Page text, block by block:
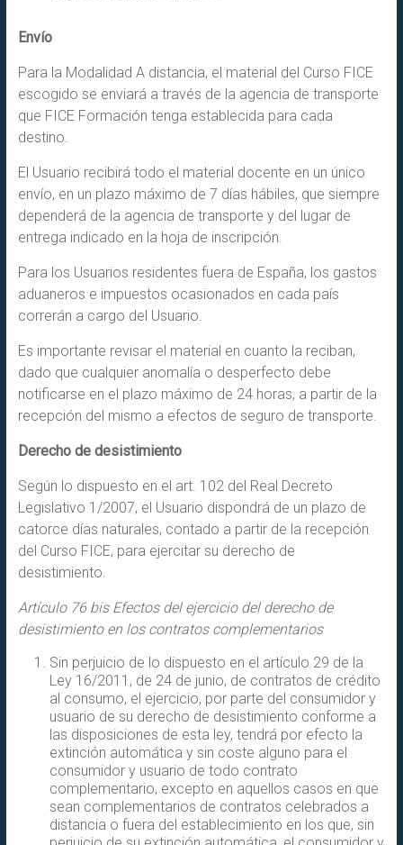
Envío
Para la Modalidad A distancia, el material del Curso FICE
escogido se enviará a través de la agencia de transporte
que FICE Formación tenga establecida para cada
destino.
El Usuario recibirá todo el material docente en un único
envío, en un plazo máximo de 7 días hábiles, que siempre
dependerá de la agencia de transporte y del lugar de
entrega indicado en la hoja de inscripción.
Para los Usuarios residentes fuera de España, los gastos
aduaneros e impuestos ocasionados en cada país
correrán a cargo del Usuario.
Es importante revisar el material en cuanto la reciban,
dado que cualquier anomalía o desperfecto debe
notificarse en el plazo máximo de 24 horas, a partir de la
recepción del mismo a efectos de seguro de transporte.
Derecho de desistimiento
Según lo dispuesto en el art. 102 del Real Decreto
Legislativo 1/2007, el Usuario dispondrá de un plazo de
catorce días naturales, contado a partir de la recepción
del Curso FICE, para ejercitar su derecho de
desistimiento.
Artículo 76 bis Efectos del ejercicio del derecho de
desistimiento en los contratos complementarios
Sin perjuicio de lo dispuesto en el artículo 29 de la
Ley 16/2011, de 24 de junio, de contratos de crédito
al consumo, el ejercicio, por parte del consumidor y
usuario de su derecho de desistimiento conforme a
las disposiciones de esta ley, tendrá por efecto la
extinción automática y sin coste alguno para el
consumidor y usuario de todo contrato
complementario, excepto en aquellos casos en que
sean complementarios de contratos celebrados a
distancia o fuera del establecimiento en los que, sin